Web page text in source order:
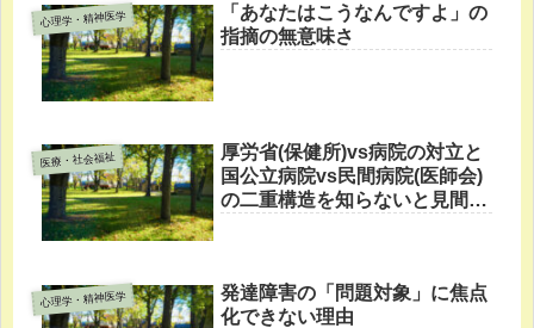
心理学・精神医学
「あなたはこうなんですよ」の
指摘の無意味さ
医療・社会福祉
厚労省(保健所)vs病院の対立と
国公立病院vs民間病院(医師会)
の二重構造を知らないと見間違
心理学・精神医学
発達障害の「問題対象」に焦点
化できない理由